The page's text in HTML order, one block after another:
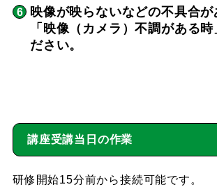
映像が映らないなどの不具合が
「映像（カメラ）不調がある時
ださい。
講座受講当日の作業
研修開始15分前から接続可能です。